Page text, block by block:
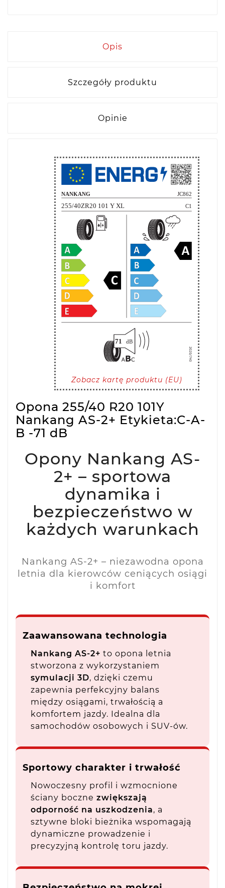
Opis
Szczegóły produktu
Opinie
Zobacz kartę produktu (EU)
Opona 255/40 R20 101Y
Nankang AS-2+ Etykieta:C-A-
B -71 dB
Opony Nankang AS-
2+ – sportowa
dynamika i
bezpieczeństwo w
każdych warunkach
Nankang AS-2+ – niezawodna opona
letnia dla kierowców ceniących osiągi
i komfort
Zaawansowana technologia
Nankang AS-2+ to opona letnia
stworzona z wykorzystaniem
symulacji 3D, dzięki czemu
zapewnia perfekcyjny balans
między osiągami, trwałością a
komfortem jazdy. Idealna dla
samochodów osobowych i SUV-ów.
Sportowy charakter i trwałość
Nowoczesny profil i wzmocnione
ściany boczne zwiększają
odporność na uszkodzenia, a
sztywne bloki bieżnika wspomagają
dynamiczne prowadzenie i
precyzyjną kontrolę toru jazdy.